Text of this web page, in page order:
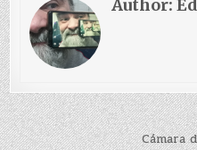
Author:
NavegaciónCámara